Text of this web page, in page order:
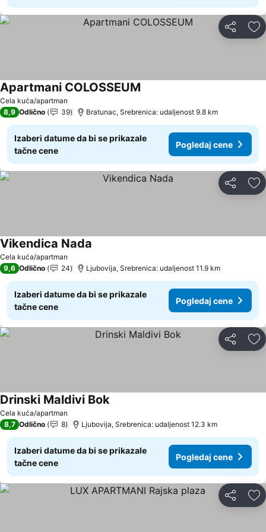
Deli
Cela kuća/apartman
Apartmani COLOSSEUM
8,9 Odlično 39 Bratunac, Srebrenica: udaljenost 9.8 km
Izaberi datume da bi se prikazale
tačne cene
Pogledaj cene
Deli
Cela kuća/apartman
Vikendica Nada
9,6 Odlično 24 Ljubovija, Srebrenica: udaljenost 11.9 km
Izaberi datume da bi se prikazale
tačne cene
Pogledaj cene
Deli
Cela kuća/apartman
Drinski Maldivi Bok
8,7 Odlično 8 Ljubovija, Srebrenica: udaljenost 12.3 km
Izaberi datume da bi se prikazale
tačne cene
Pogledaj cene
Deli